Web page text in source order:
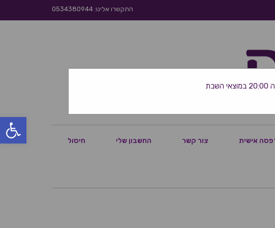
פתח
התקשרו אלינו: 0534380944
אישית צור קשר החשבון שלי חיסול